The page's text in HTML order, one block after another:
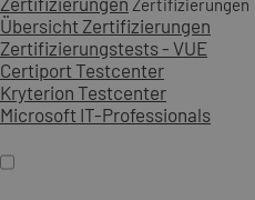
Zertifizierungen
Übersicht Zertifizierungen
Zertifizierungstests - VUE
Certiport Testcenter
Kryterion Testcenter
Microsoft IT-Professionals